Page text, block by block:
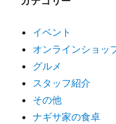
イベント
オンラインショッ
グルメ
スタッフ紹介
その他
ナギサ家の食卓